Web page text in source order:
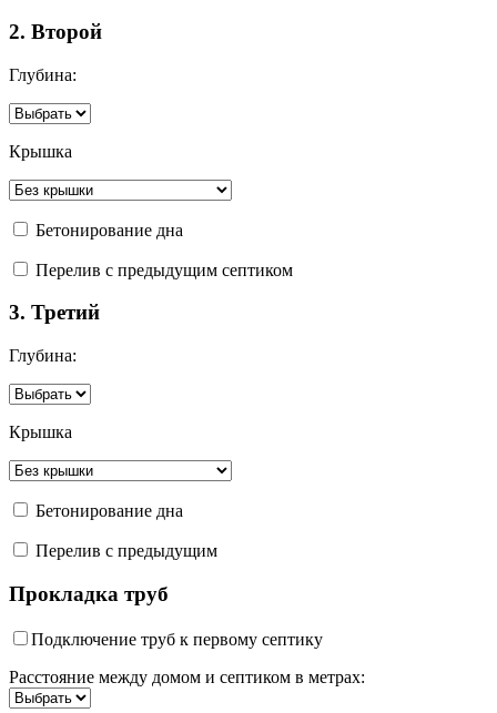
2. Второй
Глубина:
Крышка
Бетонирование дна
Перелив с предыдущим септиком
3. Третий
Глубина:
Крышка
Бетонирование дна
Перелив с предыдущим
Прокладка труб
Подключение труб к первому септику
Расстояние между домом и септиком в метрах: